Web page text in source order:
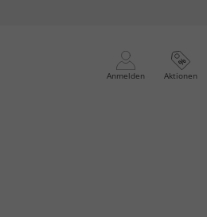
Anmelden Aktionen